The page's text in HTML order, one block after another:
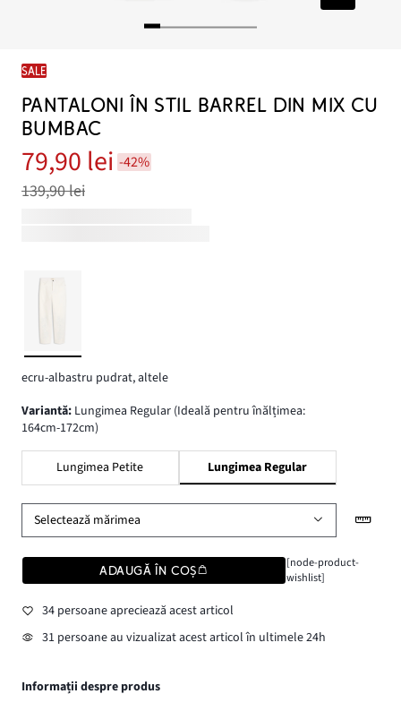
SALE
PANTALONI ÎN STIL BARREL DIN MIX CU
BUMBAC
79,90 lei -42%
139,90 lei
ecru-albastru pudrat, altele
variantă: Lungimea Regular (Ideală pentru înălțimea:
164cm-172cm)
Lungimea Petite Lungimea Regular
Selectează mărimea
ADAUGĂ ÎN COȘ
[node-product-
wishlist]
34 persoane apreciează acest articol
31 persoane au vizualizat acest articol în ultimele 24h
Informații despre produs